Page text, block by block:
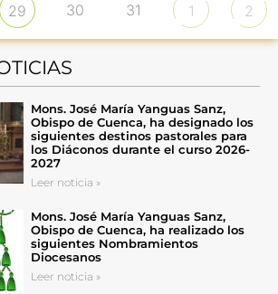
29 30 31 1 2
Mons. José María Yanguas Sanz,
Obispo de Cuenca, ha designado los
siguientes destinos pastorales para
los Diáconos durante el curso 2026-
2027
Leer noticia »
Mons. José María Yanguas Sanz,
Obispo de Cuenca, ha realizado los
siguientes Nombramientos
Diocesanos
Leer noticia »